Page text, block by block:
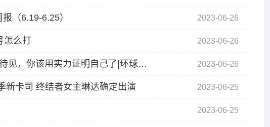
（6.19-6.25） 2023-06-26
怎么打 2023-06-26
惨遭交易，再见勇士！队内根本不受待见，你该用实力证明自己了|环球速递 2023-06-26
新卡司 终结者女主琳达确定出演 2023-06-25
2023-06-25